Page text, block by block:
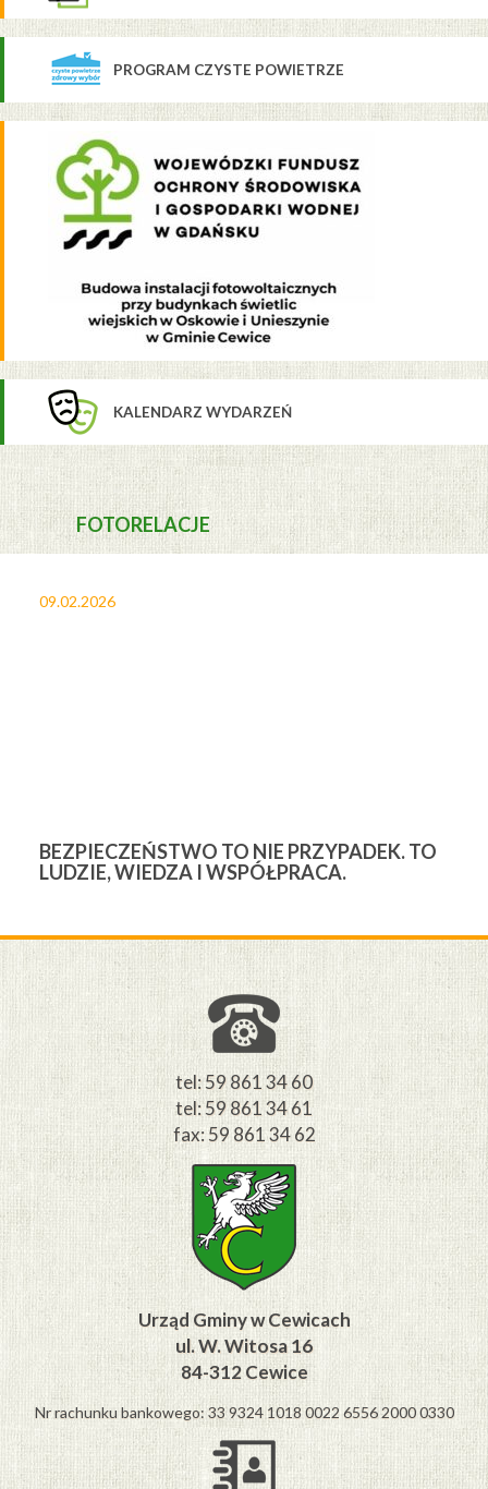
PROGRAM CZYSTE POWIETRZE
KALENDARZ WYDARZEŃ
FOTORELACJE
09.02.2026
BEZPIECZEŃSTWO TO NIE PRZYPADEK. TO
LUDZIE, WIEDZA I WSPÓŁPRACA.
tel: 59 861 34 60
tel: 59 861 34 61
fax: 59 861 34 62
Urząd Gminy w Cewicach
ul. W. Witosa 16
84-312 Cewice
Nr rachunku bankowego: 33 9324 1018 0022 6556 2000 0330